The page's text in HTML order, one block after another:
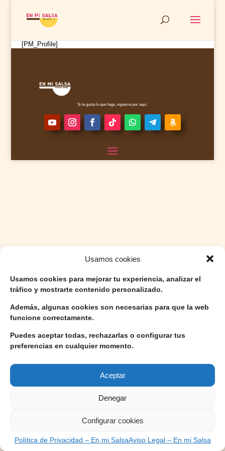
Usamos cookies
Usamos cookies para mejorar tu experiencia, analizar el
tráfico y mostrarte contenido personalizado.
Además, algunas cookies son necesarias para que la web
funcione correctamente.
Puedes aceptar todas, rechazarlas o configurar tus
preferencias en cualquier momento.
Aceptar
Denegar
Configurar cookies
Política de Privacidad – En mi SalsaAviso Legal – En mi Salsa
[PM_Profile]
Si te gusta lo que hago, sígueme por aquí: